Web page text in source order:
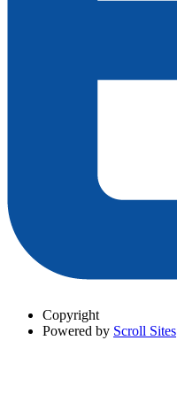
Copyright
Powered by Scroll Sites